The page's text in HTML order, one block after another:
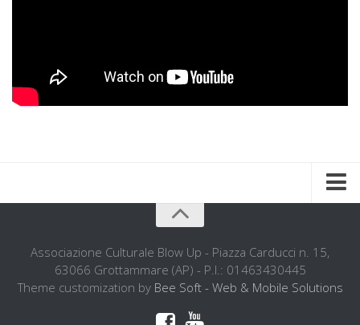
Chi siamo
L’ associazione
Associazione Culturale Blow Up - Piazza Carducci n. 15,
63066 Grottammare (AP) - P.I.: 01463430445
Theme customization by Bee Soft - Web & Mobile Solutions